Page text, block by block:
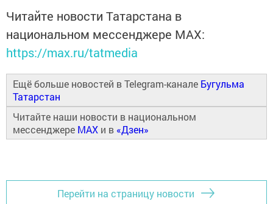
Читайте новости Татарстана в
национальном мессенджере MАХ:
https://max.ru/tatmedia
Ещё больше новостей в Telegram-канале Бугульма
Татарстан
Читайте наши новости в национальном
мессенджере MAX и в «Дзен»
Перейти на страницу новости